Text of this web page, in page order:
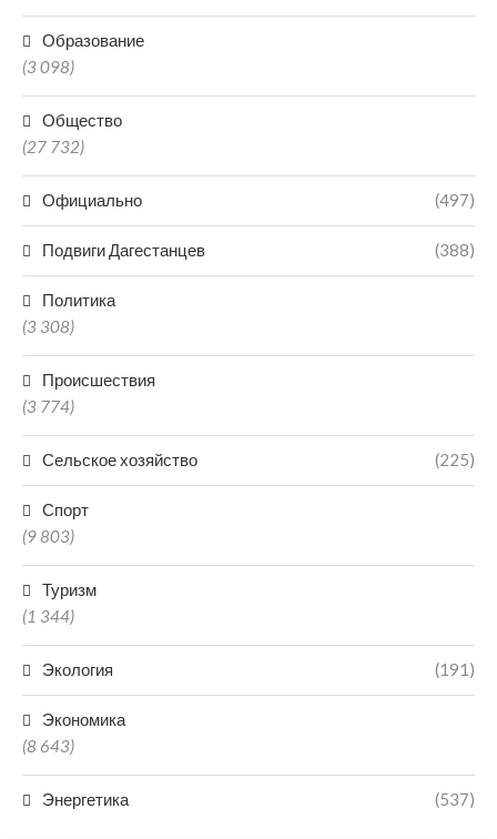
Образование
(3 098)
Общество
(27 732)
Официально (497)
Подвиги Дагестанцев (388)
Политика
(3 308)
Происшествия
(3 774)
Сельское хозяйство (225)
Спорт
(9 803)
Туризм
(1 344)
Экология (191)
Экономика
(8 643)
Энергетика (537)